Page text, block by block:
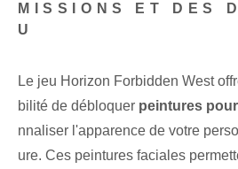
MISSIONS ET DES
U
Le jeu Horizon Forbidden West
bilité de débloquer peintures
nnaliser ⁤l'apparence de votre
ure. Ces peintures faciales